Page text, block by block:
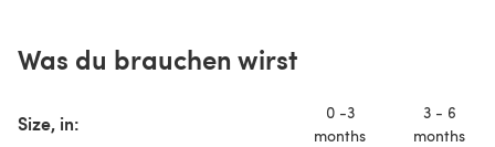
Was du brauchen wirst
Size, in:
0 -3
months
3 - 6
months